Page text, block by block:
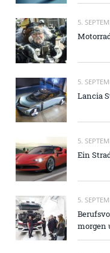
5.
5.
Lancia
5.
Ein
5.
morgen